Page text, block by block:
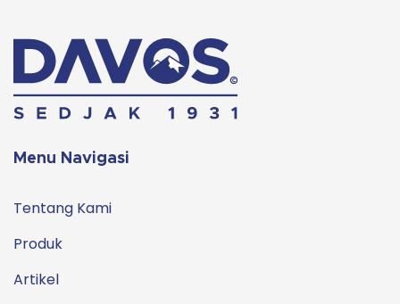
Menu Navigasi
Tentang Kami
Produk
Artikel